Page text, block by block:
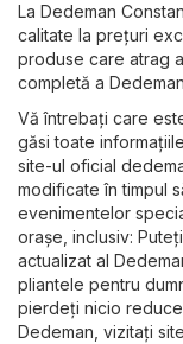
La Dedeman
calitate la prețuri
produse care atrag
completă a
Vă întrebați care
găsi toate
site-ul oficial
modificate în timpul
evenimentelor
orașe, inclusiv:
actualizat al
pliantele pentru
pierdeți nicio
Dedeman, vizitați